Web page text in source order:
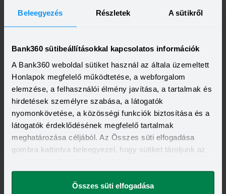
Beleegyezés Részletek A sütikről
Bank360 sütibeállításokkal kapcsolatos információk
A Bank360 weboldal sütiket használ az általa üzemeltett
Honlapok megfelelő működtetése, a webforgalom
elemzése, a felhasználói élmény javítása, a tartalmak és
hirdetések személyre szabása, a látogatók
nyomonkövetése, a közösségi funkciók biztosítása és a
látogatók érdeklődésének megfelelő tartalmak
meghatározása céljából. Az Összes süti elfogadása
gombra kattintva beleegyezel, hogy sütiket tároljunk az
megváltoztathatod.
Összes süti elfogadása
SZJA SZJA VISSZATÉRÍTÉS
Kapcsolódó cikkek